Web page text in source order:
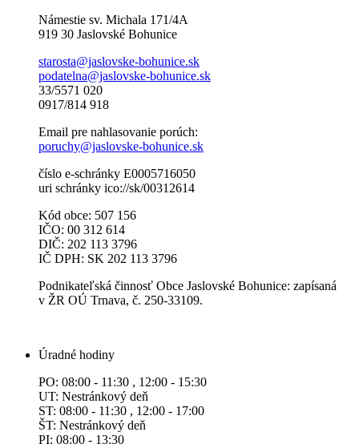
Námestie sv. Michala 171/4A
919 30 Jaslovské Bohunice
starosta@jaslovske-bohunice.sk
podatelna@jaslovske-bohunice.sk
33/5571 020
0917/814 918
Email pre nahlasovanie porúch:
poruchy@jaslovske-bohunice.sk
číslo e-schránky E0005716050
uri schránky ico://sk/00312614
Kód obce: 507 156
IČO: 00 312 614
DIČ: 202 113 3796
IČ DPH: SK 202 113 3796
Podnikateľská činnosť Obce Jaslovské Bohunice: zapísaná
v ŽR OÚ Trnava, č. 250-33109.
Úradné hodiny
PO: 08:00 - 11:30 , 12:00 - 15:30
UT: Nestránkový deň
ST: 08:00 - 11:30 , 12:00 - 17:00
ŠT: Nestránkový deň
PI: 08:00 - 13:30